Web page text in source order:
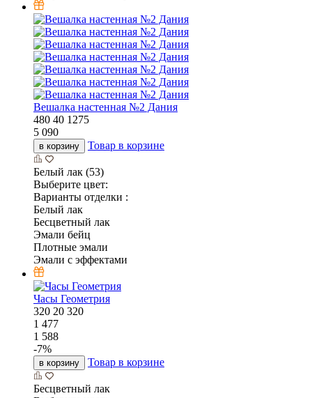
Вешалка настенная №2 Дания
480 40 1275
5 090
в корзину Товар в корзине
Белый лак (53)
Выберите цвет:
Варианты отделки :
Белый лак
Бесцветный лак
Эмали бейц
Плотные эмали
Эмали с эффектами
Часы Геометрия
320 20 320
1 477
1 588
-7%
в корзину Товар в корзине
Бесцветный лак